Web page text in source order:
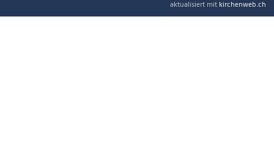
aktualisiert mit kirchenweb.ch